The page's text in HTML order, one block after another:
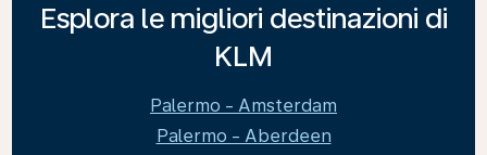
Esplora le migliori destinazioni di
KLM
Palermo - Amsterdam
Palermo - Aberdeen